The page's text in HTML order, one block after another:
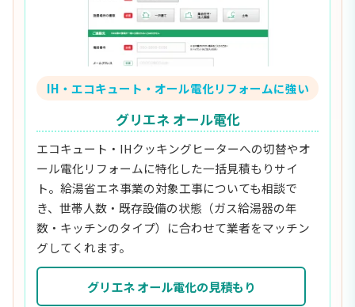
IH・エコキュート・オール電化リフォームに強い
グリエネ オール電化
エコキュート・IHクッキングヒーターへの切替やオ
ール電化リフォームに特化した一括見積もりサイ
ト。給湯省エネ事業の対象工事についても相談で
き、世帯人数・既存設備の状態（ガス給湯器の年
数・キッチンのタイプ）に合わせて業者をマッチン
グしてくれます。
グリエネ オール電化の見積もり